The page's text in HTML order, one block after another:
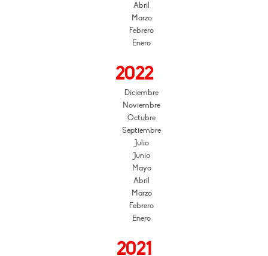
Abril
Marzo
Febrero
Enero
2022
Diciembre
Noviembre
Octubre
Septiembre
Julio
Junio
Mayo
Abril
Marzo
Febrero
Enero
2021